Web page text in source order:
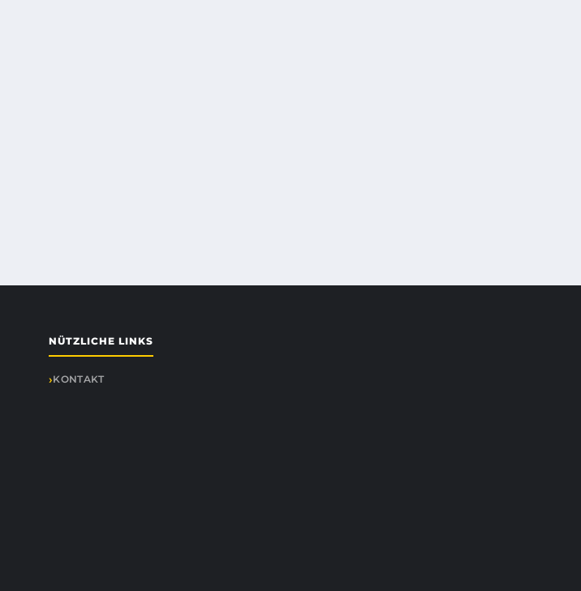
NÜTZLICHE LINKS
KONTAKT